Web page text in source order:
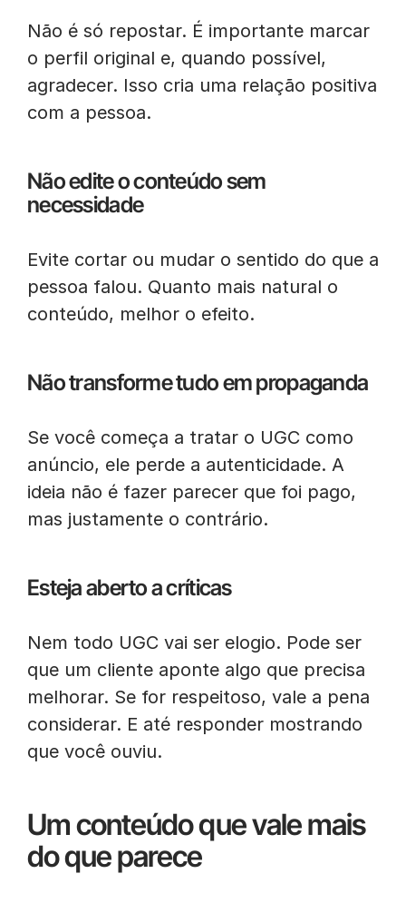
Não é só repostar. É importante marcar
o perfil original e, quando possível,
agradecer. Isso cria uma relação positiva
com a pessoa.
Não edite o conteúdo sem
necessidade
Evite cortar ou mudar o sentido do que a
pessoa falou. Quanto mais natural o
conteúdo, melhor o efeito.
Não transforme tudo em propaganda
Se você começa a tratar o UGC como
anúncio, ele perde a autenticidade. A
ideia não é fazer parecer que foi pago,
mas justamente o contrário.
Esteja aberto a críticas
Nem todo UGC vai ser elogio. Pode ser
que um cliente aponte algo que precisa
melhorar. Se for respeitoso, vale a pena
considerar. E até responder mostrando
que você ouviu.
Um conteúdo que vale mais
do que parece